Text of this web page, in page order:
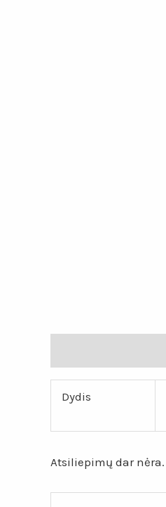
Dydis
Atsiliepimų dar nėra.